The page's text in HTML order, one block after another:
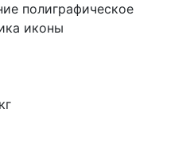
полиграфическое
иконы